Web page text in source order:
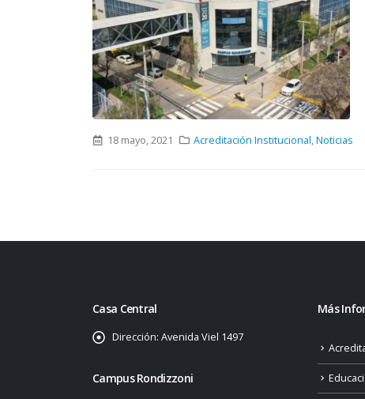
18 mayo, 2021 Acreditación Institucional,Noticias
Casa Central
Dirección: Avenida Viel 1497
Campus Rondizzoni
Más